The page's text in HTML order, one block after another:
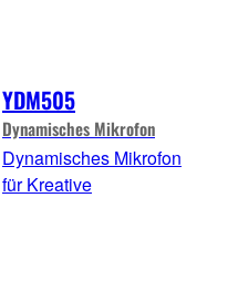
YDM505
Dynamisches Mikrofon
Dynamisches Mikrofon
für Kreative